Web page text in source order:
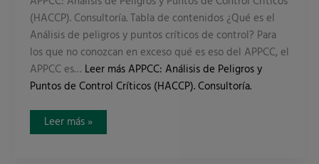
(HACCP). Consultoría. Tabla de contenidos ¿Qué es el
Análisis de peligros y puntos críticos de control? Para
los que no conozcan en exceso qué es eso del APPCC, el
APPCC es… Leer másAPPCC: Análisis de Peligros y
Puntos de Control Críticos (HACCP). Consultoría.
Control
Críticos
(HACCP).
Consultoría.
Leer más »